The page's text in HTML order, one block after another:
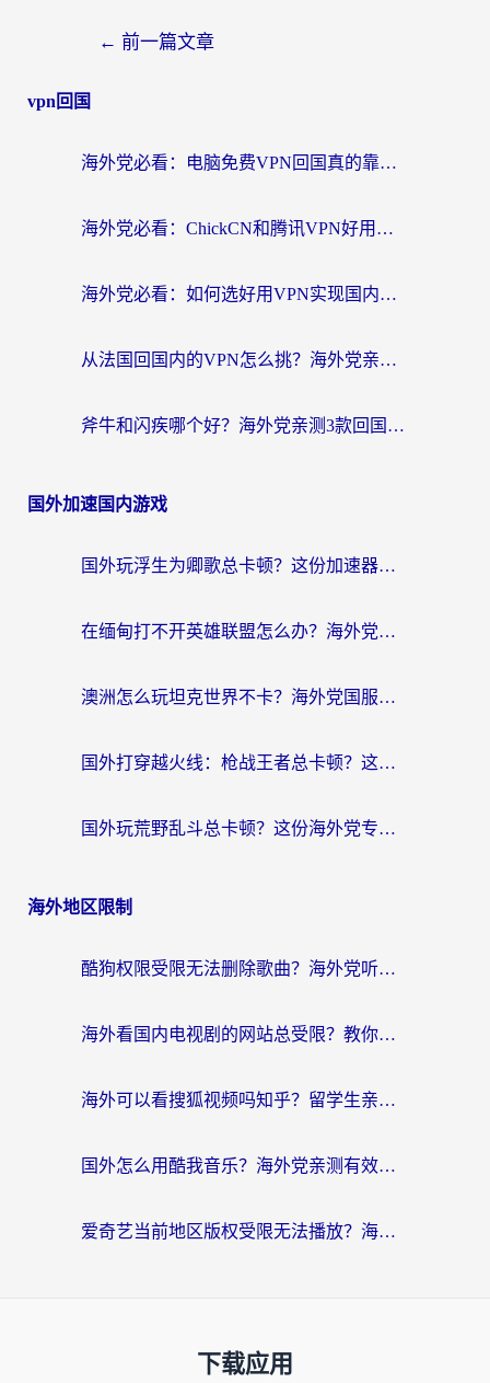
← 前一篇文章
vpn回国
海外党必看：电脑免费VPN回国真的靠谱吗？附实测对比与最优方案指南
海外党必看：ChickCN和腾讯VPN好用吗？3招选对回国加速器，告别地区限制
海外党必看：如何选好用VPN实现国内资源无缝访问？从越南到全球都适用
从法国回国内的VPN怎么挑？海外党亲测：稳定、多端、安全才是关键
斧牛和闪疾哪个好？海外党亲测3款回国加速器，教你选到不踩坑的那一款
国外加速国内游戏
国外玩浮生为卿歌总卡顿？这份加速器选择指南帮你找回丝滑体验
在缅甸打不开英雄联盟怎么办？海外党亲测有效的国服游戏加速指南
澳洲怎么玩坦克世界不卡？海外党国服游戏加速终极指南（附逆战奇妙碰碰车解决方案）
国外打穿越火线：枪战王者总卡顿？这篇加速器推荐下载指南帮你解决延迟难题
国外玩荒野乱斗总卡顿？这份海外党专属的国服游戏加速攻略请收好
海外地区限制
酷狗权限受限无法删除歌曲？海外党听国内音乐的终极解决方案来了
海外看国内电视剧的网站总受限？教你选对回国加速器，轻松追热剧
海外可以看搜狐视频吗知乎？留学生亲测有效的回国加速器选择指南
国外怎么用酷我音乐？海外党亲测有效的回国加速方案，附千千音乐中文歌收听指南
爱奇艺当前地区版权受限无法播放？海外党追剧看电影的终极解决方案来了
下载应用